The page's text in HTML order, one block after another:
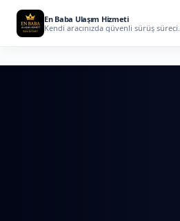
En Baba Ulaşım Hizmeti
Kendi aracınızda güvenli sürüş süreci.